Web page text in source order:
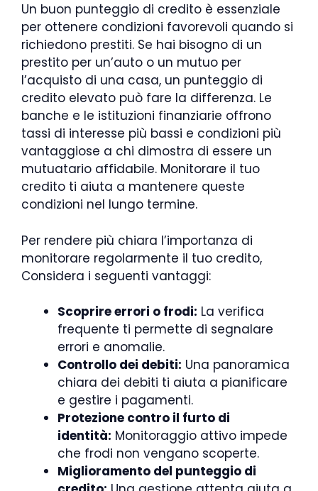
Un buon punteggio di credito è essenziale
per ottenere condizioni favorevoli quando si
richiedono prestiti. Se hai bisogno di un
prestito per un’auto o un mutuo per
l’acquisto di una casa, un punteggio di
credito elevato può fare la differenza. Le
banche e le istituzioni finanziarie offrono
tassi di interesse più bassi e condizioni più
vantaggiose a chi dimostra di essere un
mutuatario affidabile. Monitorare il tuo
credito ti aiuta a mantenere queste
condizioni nel lungo termine.
Per rendere più chiara l’importanza di
monitorare regolarmente il tuo credito,
Considera i seguenti vantaggi:
Scoprire errori o frodi: La verifica
frequente ti permette di segnalare
errori e anomalie.
Controllo dei debiti: Una panoramica
chiara dei debiti ti aiuta a pianificare
e gestire i pagamenti.
Protezione contro il furto di
identità: Monitoraggio attivo impede
che frodi non vengano scoperte.
Miglioramento del punteggio di